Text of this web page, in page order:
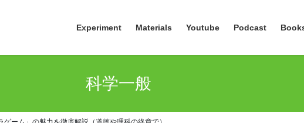
Experiment Materials Youtube Podcast
科学一般